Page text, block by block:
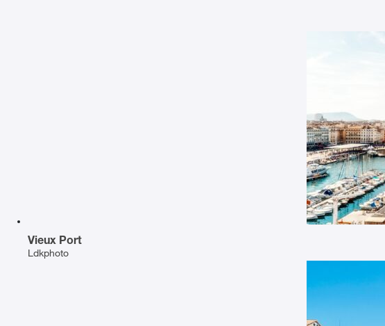
Vieux Port
Ldkphoto